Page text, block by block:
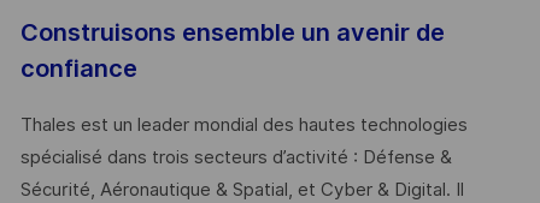
Construisons ensemble un avenir de
confiance
Thales est un leader mondial des hautes technologies
spécialisé dans trois secteurs d’activité : Défense &
Sécurité, Aéronautique & Spatial, et Cyber & Digital. Il